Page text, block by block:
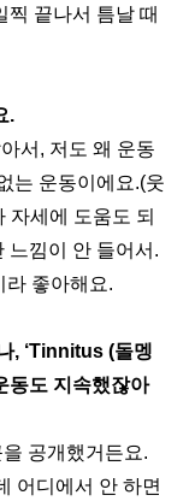
찍 끝나서 틈날 때
.
서, 저도 왜 운동
는 운동이에요.(웃
자세에 도움도 되
느낌이 안 들어서.
라 좋아해요.
, ‘Tinnitus (돌멩
동도 지속했잖아
공개했거든요.
어디에서 안 하면